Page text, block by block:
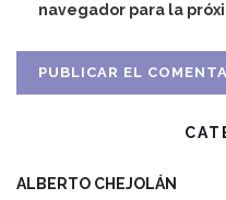
navegador para la
ALBERTO CHEJOLÁN